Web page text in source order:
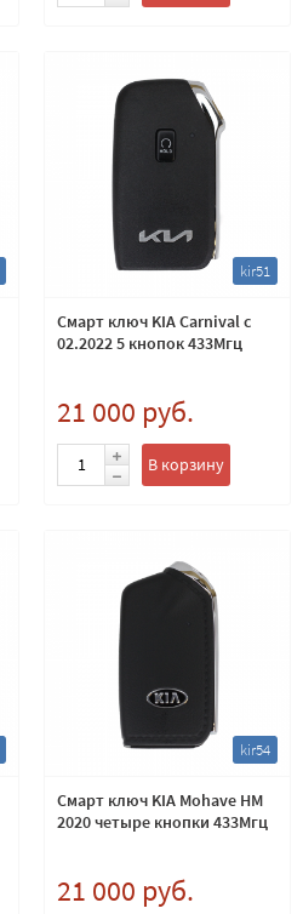
kir51
Смарт ключ KIA Carnival с
02.2022 5 кнопок 433Мгц
21 000 руб.
В корзину
kir54
Смарт ключ KIA Mohave HM
2020 четыре кнопки 433Мгц
21 000 руб.